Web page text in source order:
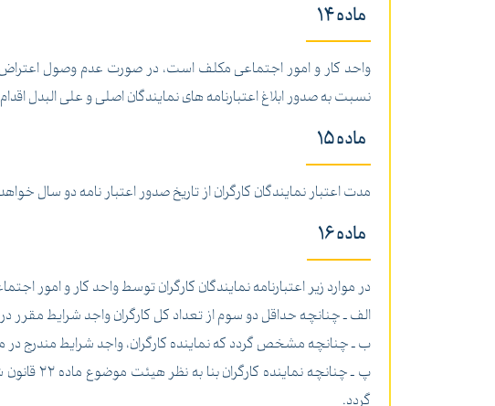
ماده 14
نسبت به صدور ابلاغ اعتبارنامه های نمایندگان اصلی و علی البدل
ماده 15
مدت اعتبار نمایندگان کارگران از تاریخ صدور اعتبار نامه دو سال
ماده 16
در موارد زیر اعتبارنامه نمایندگان کارگران توسط واحد کار و امور
الف ـ چنانچه حداقل دو سوم از تعداد کل کارگران واجد شرایط مقرر در ماده 2 این دستورالعمل کتباً نسبت به نماینده خود اظهار عدم
ب ـ چنانچه مشخص گردد که نماینده کارگران، واجد شرایط مندرج در ماده 3 این دستورالعمل نبوده و یا شرایط مذکور را از دست
پ ـ
گردد.